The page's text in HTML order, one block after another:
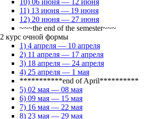
10) 06 июня — 12 июня
11) 13 июня — 19 июня
12) 20 июня — 27 июня
~~~the end of the semester~~~
2 курс очной формы
1) 4 апреля — 10 апреля
2) 11 апреля — 17 апреля
3) 18 апреля — 24 апреля
4) 25 апреля — 1 мая
***********end of April**********
5) 02 мая — 08 мая
6) 09 мая — 15 мая
7) 16 мая — 22 мая
8) 23 мая — 29 мая